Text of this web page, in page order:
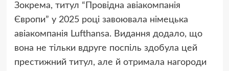
Зокрема, титул “Провідна авіакомпанія
Європи” у 2025 році завоювала німецька
авіакомпанія Lufthansa. Видання додало, що
вона не тільки вдруге поспіль здобула цей
престижний титул, але й отримала нагороди